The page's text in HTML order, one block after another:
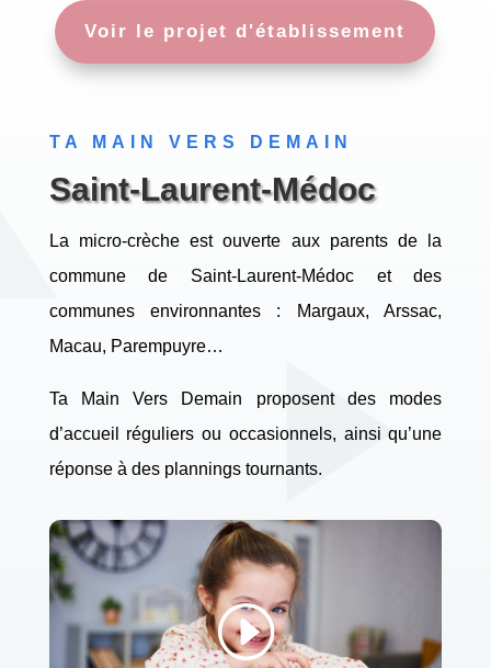
Voir le projet d'établissement
TA MAIN VERS DEMAIN
Saint-Laurent-Médoc
La micro-crèche est ouverte aux parents de la
commune de Saint-Laurent-Médoc et des
communes environnantes : Margaux, Arssac,
Macau, Parempuyre…
Ta Main Vers Demain proposent des modes
d’accueil réguliers ou occasionnels, ainsi qu’une
réponse à des plannings tournants.